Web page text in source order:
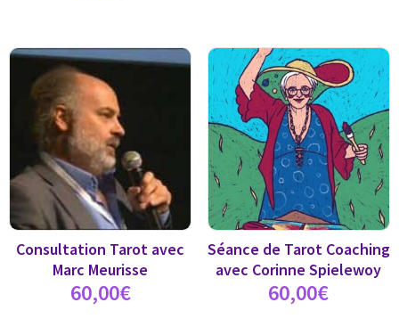
Consultation Tarot avec
Marc Meurisse
60,00€
Séance de Tarot Coaching
avec Corinne Spielewoy
60,00€